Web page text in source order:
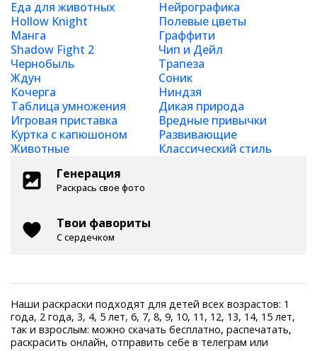
Еда для животных
Нейрографика
Hollow Knight
Полевые цветы
Манга
Граффити
Shadow Fight 2
Чип и Дейл
Чернобыль
Трапеза
Ждун
Соник
Кочерга
Ниндзя
Таблица умножения
Дикая природа
Игровая приставка
Вредные привычки
Куртка с капюшоном
Развивающие
Животные
Классический стиль
Генерация
Раскрась свое фото
Твои фавориты
С сердечком
Наши раскраски подходят для детей всех возрастов: 1
года, 2 года, 3, 4, 5 лет, 6, 7, 8, 9, 10, 11, 12, 13, 14, 15 лет,
так и взрослым: можно скачать бесплатно, распечатать,
раскрасить онлайн, отправить себе в телеграм или